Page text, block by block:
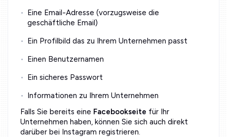
Eine Email-Adresse (vorzugsweise die
geschäftliche Email)
Ein Profilbild das zu Ihrem Unternehmen passt
Einen Benutzernamen
Ein sicheres Passwort
Informationen zu Ihrem Unternehmen
Falls Sie bereits eine Facebookseite für Ihr
Unternehmen haben, können Sie sich auch direkt
darüber bei Instagram registrieren.